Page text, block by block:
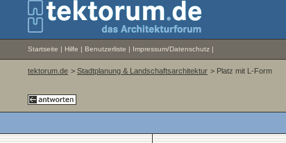
Startseite | Hilfe | Benutzerliste | Impressum/Datenschutz |
tektorum.de > Stadtplanung & Landschaftsarchitektur > Platz mit L-Form